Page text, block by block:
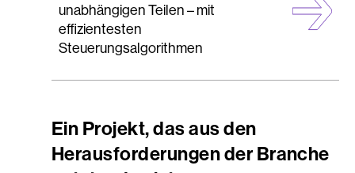
unabhängigen Teilen – mit
effizientesten
Steuerungsalgorithmen
Ein Projekt, das aus den
Herausforderungen der Branche